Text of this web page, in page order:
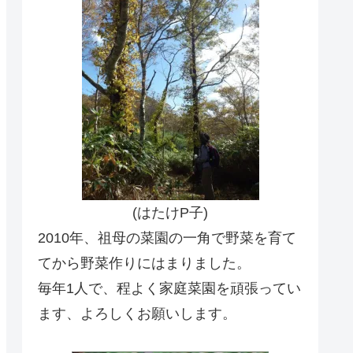
(はたけP子)
2010年、祖母の菜園の一角で野菜を育て
てから野菜作りにはまりました。
毎年1人で、程よく家庭菜園を頑張ってい
ます、よろしくお願いします。